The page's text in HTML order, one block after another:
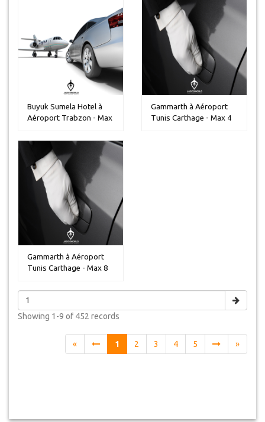
Buyuk Sumela Hotel à
Aéroport Trabzon - Max
Gammarth à Aéroport
Tunis Carthage - Max 4
Gammarth à Aéroport
Tunis Carthage - Max 8
Showing 1-9 of 452 records
« 1 2 3 4 5 »